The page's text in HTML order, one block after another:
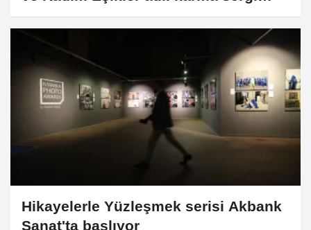
açıldı
Hikayelerle Yüzleşmek serisi Akbank
Sanat'ta başlıyor